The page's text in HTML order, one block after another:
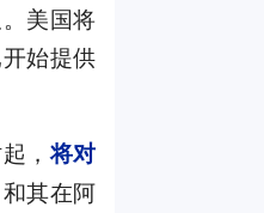
美国将
始提供
，将对
其在阿